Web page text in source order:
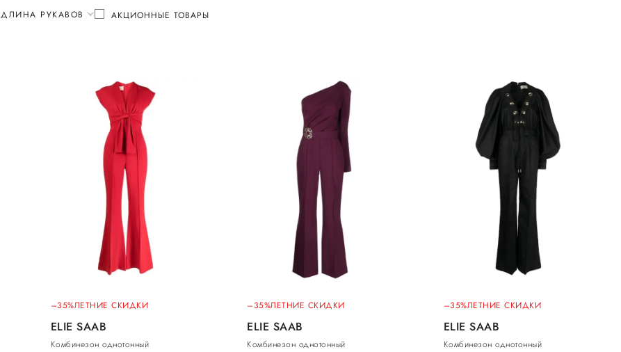
ДЛИНА РУКАВОВ АКЦИОННЫЕ ТОВАРЫ
–35%ЛЕТНИЕ СКИДКИ
ELIE SAAB
Комбинезон однотонный
–35%ЛЕТНИЕ СКИДКИ
ELIE SAAB
Комбинезон однотонный
–35%ЛЕТНИЕ СКИДКИ
ELIE SAAB
Комбинезон однотонный